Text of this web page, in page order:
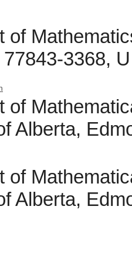
of
3368,
of
Alberta,
of
Alberta,